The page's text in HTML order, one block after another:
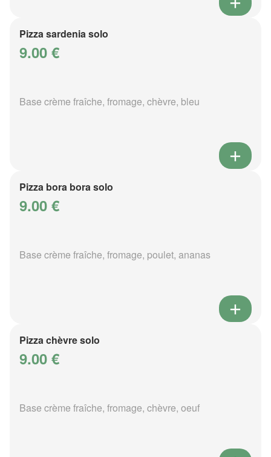
Pizza sardenia solo
9.00 €
Base crème fraîche, fromage, chèvre, bleu
Pizza bora bora solo
9.00 €
Base crème fraîche, fromage, poulet, ananas
Pizza chèvre solo
9.00 €
Base crème fraîche, fromage, chèvre, oeuf